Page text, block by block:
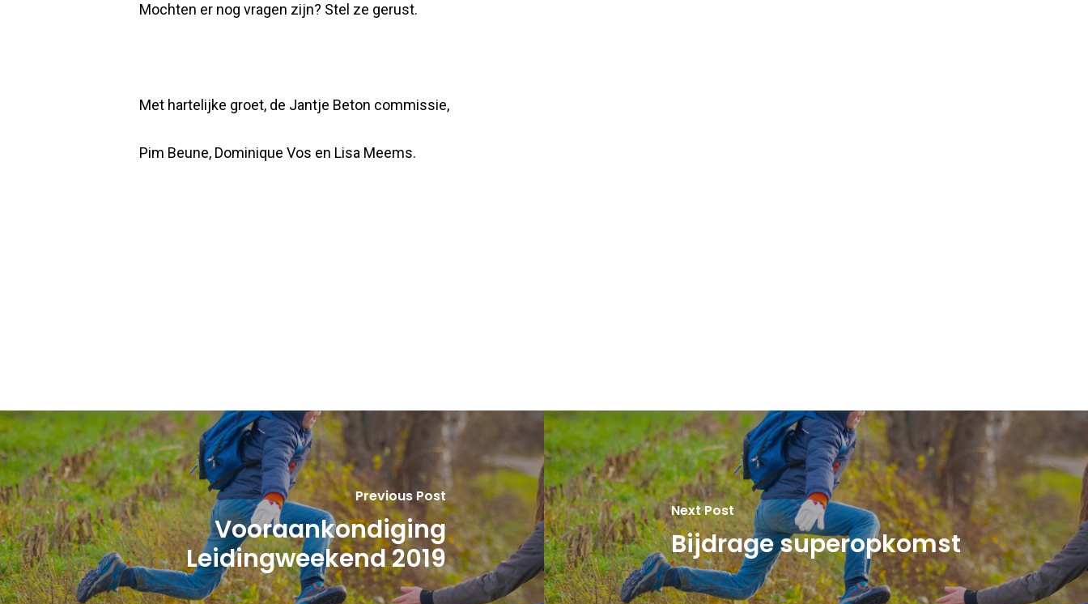
Mochten er nog vragen zijn? Stel ze gerust.
Met hartelijke groet, de Jantje Beton commissie,
Pim Beune, Dominique Vos en Lisa Meems.
Previous Post
Vooraankondiging
Leidingweekend 2019
Next Post
Bijdrage superopkomst